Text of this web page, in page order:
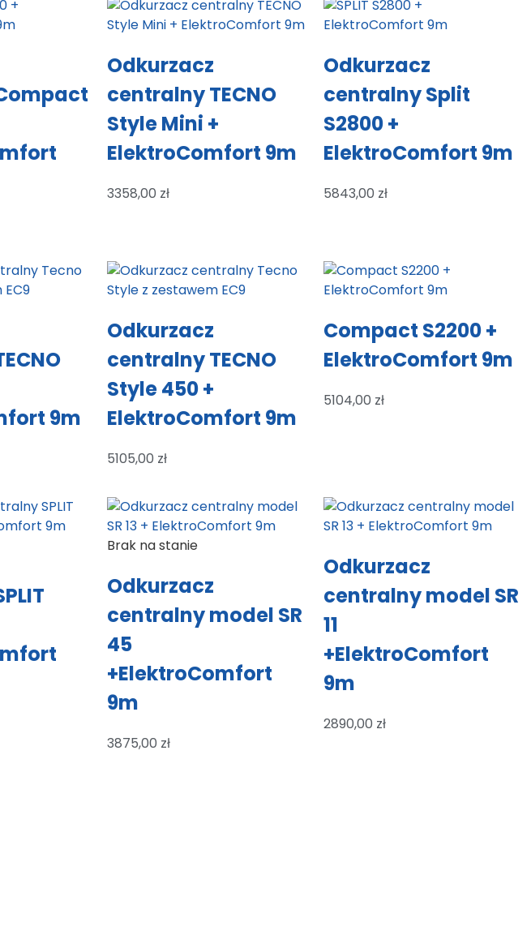
Odkurzacz
centralny TECNO
Style Mini +
ElektroComfort 9m
3358,00 zł
Odkurzacz
centralny Split
S2800 +
ElektroComfort 9m
5843,00 zł
9m
Odkurzacz
centralny TECNO
Style 450 +
ElektroComfort 9m
5105,00 zł
Compact S2200 +
ElektroComfort 9m
5104,00 zł
Brak na stanie
Odkurzacz
centralny model SR
45
+ElektroComfort
9m
3875,00 zł
Odkurzacz
centralny model SR
11
+ElektroComfort
9m
2890,00 zł